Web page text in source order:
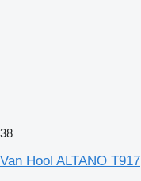
38
Van Hool ALTANO T917